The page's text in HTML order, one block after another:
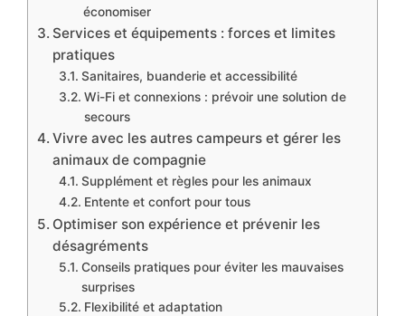
économiser
Services et équipements : forces et limites
pratiques
Sanitaires, buanderie et accessibilité
Wi-Fi et connexions : prévoir une solution de
secours
Vivre avec les autres campeurs et gérer les
animaux de compagnie
Supplément et règles pour les animaux
Entente et confort pour tous
Optimiser son expérience et prévenir les
désagréments
Conseils pratiques pour éviter les mauvaises
surprises
Flexibilité et adaptation